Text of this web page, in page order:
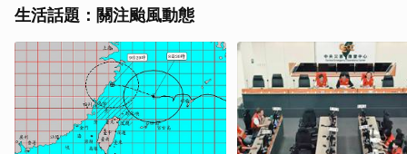
生活話題：關注颱風動態